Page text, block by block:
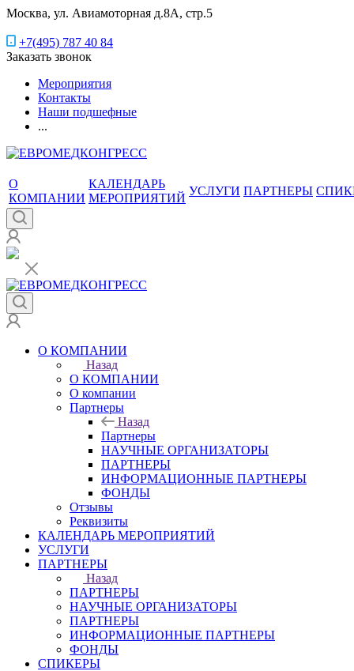
Москва, ул. Авиамоторная д.8А, стр.5
+7(495) 787 40 84
Заказать звонок
Мероприятия
Контакты
Наши подшефные
...
О
КОМПАНИИ
КАЛЕНДАРЬ
МЕРОПРИЯТИЙ
УСЛУГИ ПАРТНЕРЫ
О КОМПАНИИ
Назад
О КОМПАНИИ
О компании
Партнеры
Назад
Партнеры
НАУЧНЫЕ ОРГАНИЗАТОРЫ
ПАРТНЕРЫ
ИНФОРМАЦИОННЫЕ ПАРТНЕРЫ
ФОНДЫ
Отзывы
Реквизиты
КАЛЕНДАРЬ МЕРОПРИЯТИЙ
УСЛУГИ
ПАРТНЕРЫ
Назад
ПАРТНЕРЫ
НАУЧНЫЕ ОРГАНИЗАТОРЫ
ПАРТНЕРЫ
ИНФОРМАЦИОННЫЕ ПАРТНЕРЫ
ФОНДЫ
СПИКЕРЫ